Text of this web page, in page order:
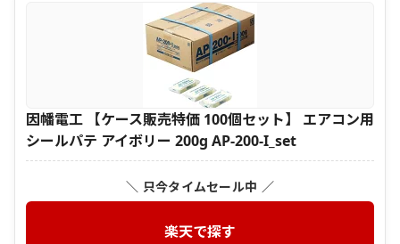
因幡電工 【ケース販売特価 100個セット】 エアコン用
シールパテ アイボリー 200g AP-200-I_set
＼ 只今タイムセール中 ／
楽天で探す